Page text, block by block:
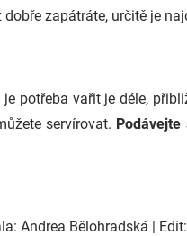
zapátráte, určitě je
potřeba vařit je déle,
servírovat. Podávejte
Andrea Bělohradská |